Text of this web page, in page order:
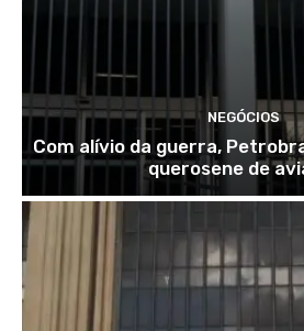
NEGÓCIOS
Com alívio da guerra,
querosene de